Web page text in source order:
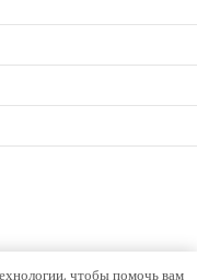
чтобы помочь вам